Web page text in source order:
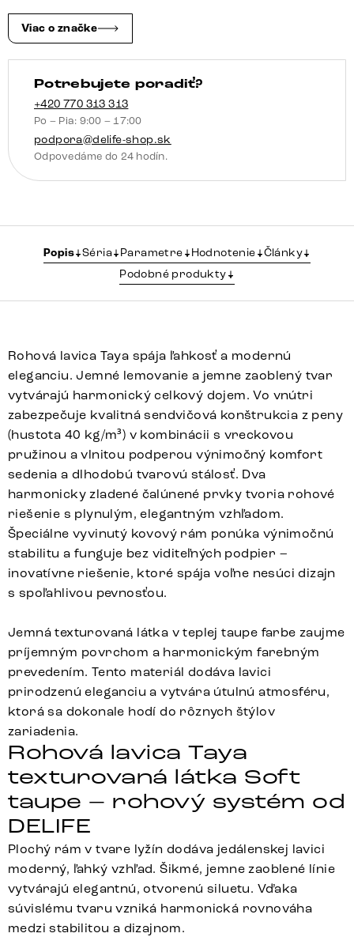
taupe
tenká
podstava
nerezová
oceľ
vrecková
pružina
pravá
Viac o značke
Potrebujete poradiť?
+420 770 313 313
Po – Pia: 9:00 – 17:00
podpora@delife-shop.sk
Odpovedáme do 24 hodín.
Popis Séria Parametre Hodnotenie
Články
Podobné produkty
Rohová lavica Taya spája ľahkosť a modernú
eleganciu. Jemné lemovanie a jemne zaoblený tvar
vytvárajú harmonický celkový dojem. Vo vnútri
zabezpečuje kvalitná sendvičová konštrukcia z peny
(hustota 40 kg/m³) v kombinácii s vreckovou
pružinou a vlnitou podperou výnimočný komfort
sedenia a dlhodobú tvarovú stálosť. Dva
harmonicky zladené čalúnené prvky tvoria rohové
riešenie s plynulým, elegantným vzhľadom.
Špeciálne vyvinutý kovový rám ponúka výnimočnú
stabilitu a funguje bez viditeľných podpier –
inovatívne riešenie, ktoré spája voľne nesúci dizajn
s spoľahlivou pevnosťou.
Jemná texturovaná látka v teplej taupe farbe zaujme
príjemným povrchom a harmonickým farebným
prevedením. Tento materiál dodáva lavici
prirodzenú eleganciu a vytvára útulnú atmosféru,
ktorá sa dokonale hodí do rôznych štýlov
zariadenia.
Rohová lavica Taya
texturovaná látka Soft
taupe – rohový systém od
DELIFE
Plochý rám v tvare lyžín dodáva jedálenskej lavici
moderný, ľahký vzhľad. Šikmé, jemne zaoblené línie
vytvárajú elegantnú, otvorenú siluetu. Vďaka
súvislému tvaru vzniká harmonická rovnováha
medzi stabilitou a dizajnom.